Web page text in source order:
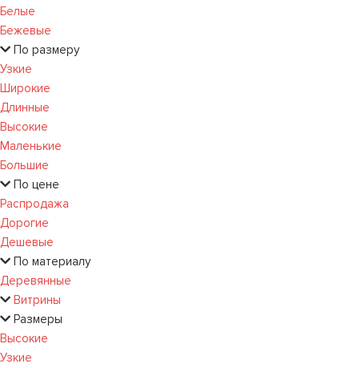
Белые
Бежевые
По размеру
Узкие
Широкие
Длинные
Высокие
Маленькие
Большие
По цене
Распродажа
Дорогие
Дешевые
По материалу
Деревянные
Витрины
Размеры
Высокие
Узкие